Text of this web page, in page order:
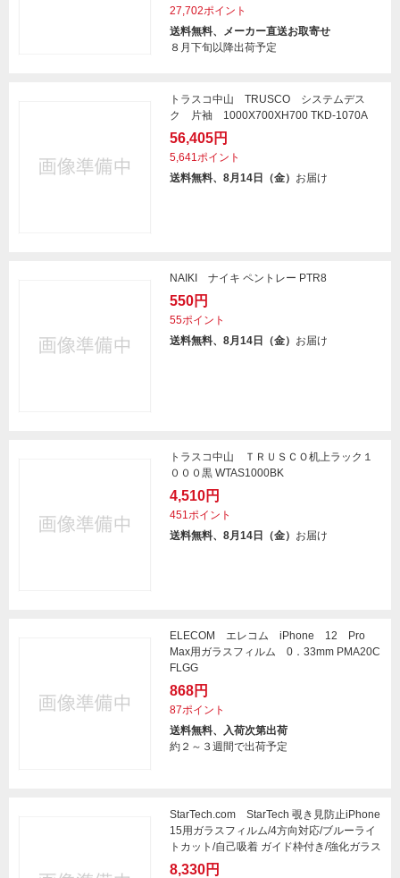
27,702ポイント
送料無料、メーカー直送お取寄せ
８月下旬以降出荷予定
トラスコ中山 TRUSCO システムデス
ク 片袖 1000X700XH700 TKD-1070A
56,405円
5,641ポイント
送料無料、8月14日（金） お届け
NAIKI ナイキ ペントレー PTR8
550円
55ポイント
送料無料、8月14日（金） お届け
トラスコ中山 ＴＲＵＳＣＯ机上ラック１
０００黒 WTAS1000BK
4,510円
451ポイント
送料無料、8月14日（金） お届け
ELECOM エレコム iPhone 12 Pro
Max用ガラスフィルム 0．33mm PMA20C
FLGG
868円
87ポイント
送料無料、入荷次第出荷
約２～３週間で出荷予定
StarTech.com StarTech 覗き見防止iPhone
15用ガラスフィルム/4方向対応/ブルーライ
トカット/自己吸着 ガイド枠付き/強化ガラス
8,330円